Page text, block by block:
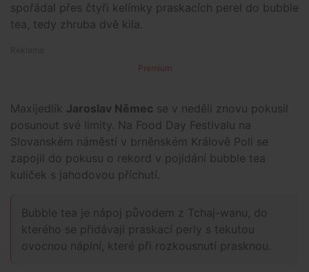
spořádal přes čtyři kelímky praskacích perel do bubble
tea, tedy zhruba dvě kila.
Premium
Maxijedlík Jaroslav Němec se v neděli znovu pokusil
posunout své limity. Na Food Day Festivalu na
Slovanském náměstí v brněnském Králově Poli se
zapojil do pokusu o rekord v pojídání bubble tea
kuliček s jahodovou příchutí.
Bubble tea je nápoj původem z Tchaj-wanu, do
kterého se přidávají praskací perly s tekutou
ovocnou náplní, které při rozkousnutí prasknou.